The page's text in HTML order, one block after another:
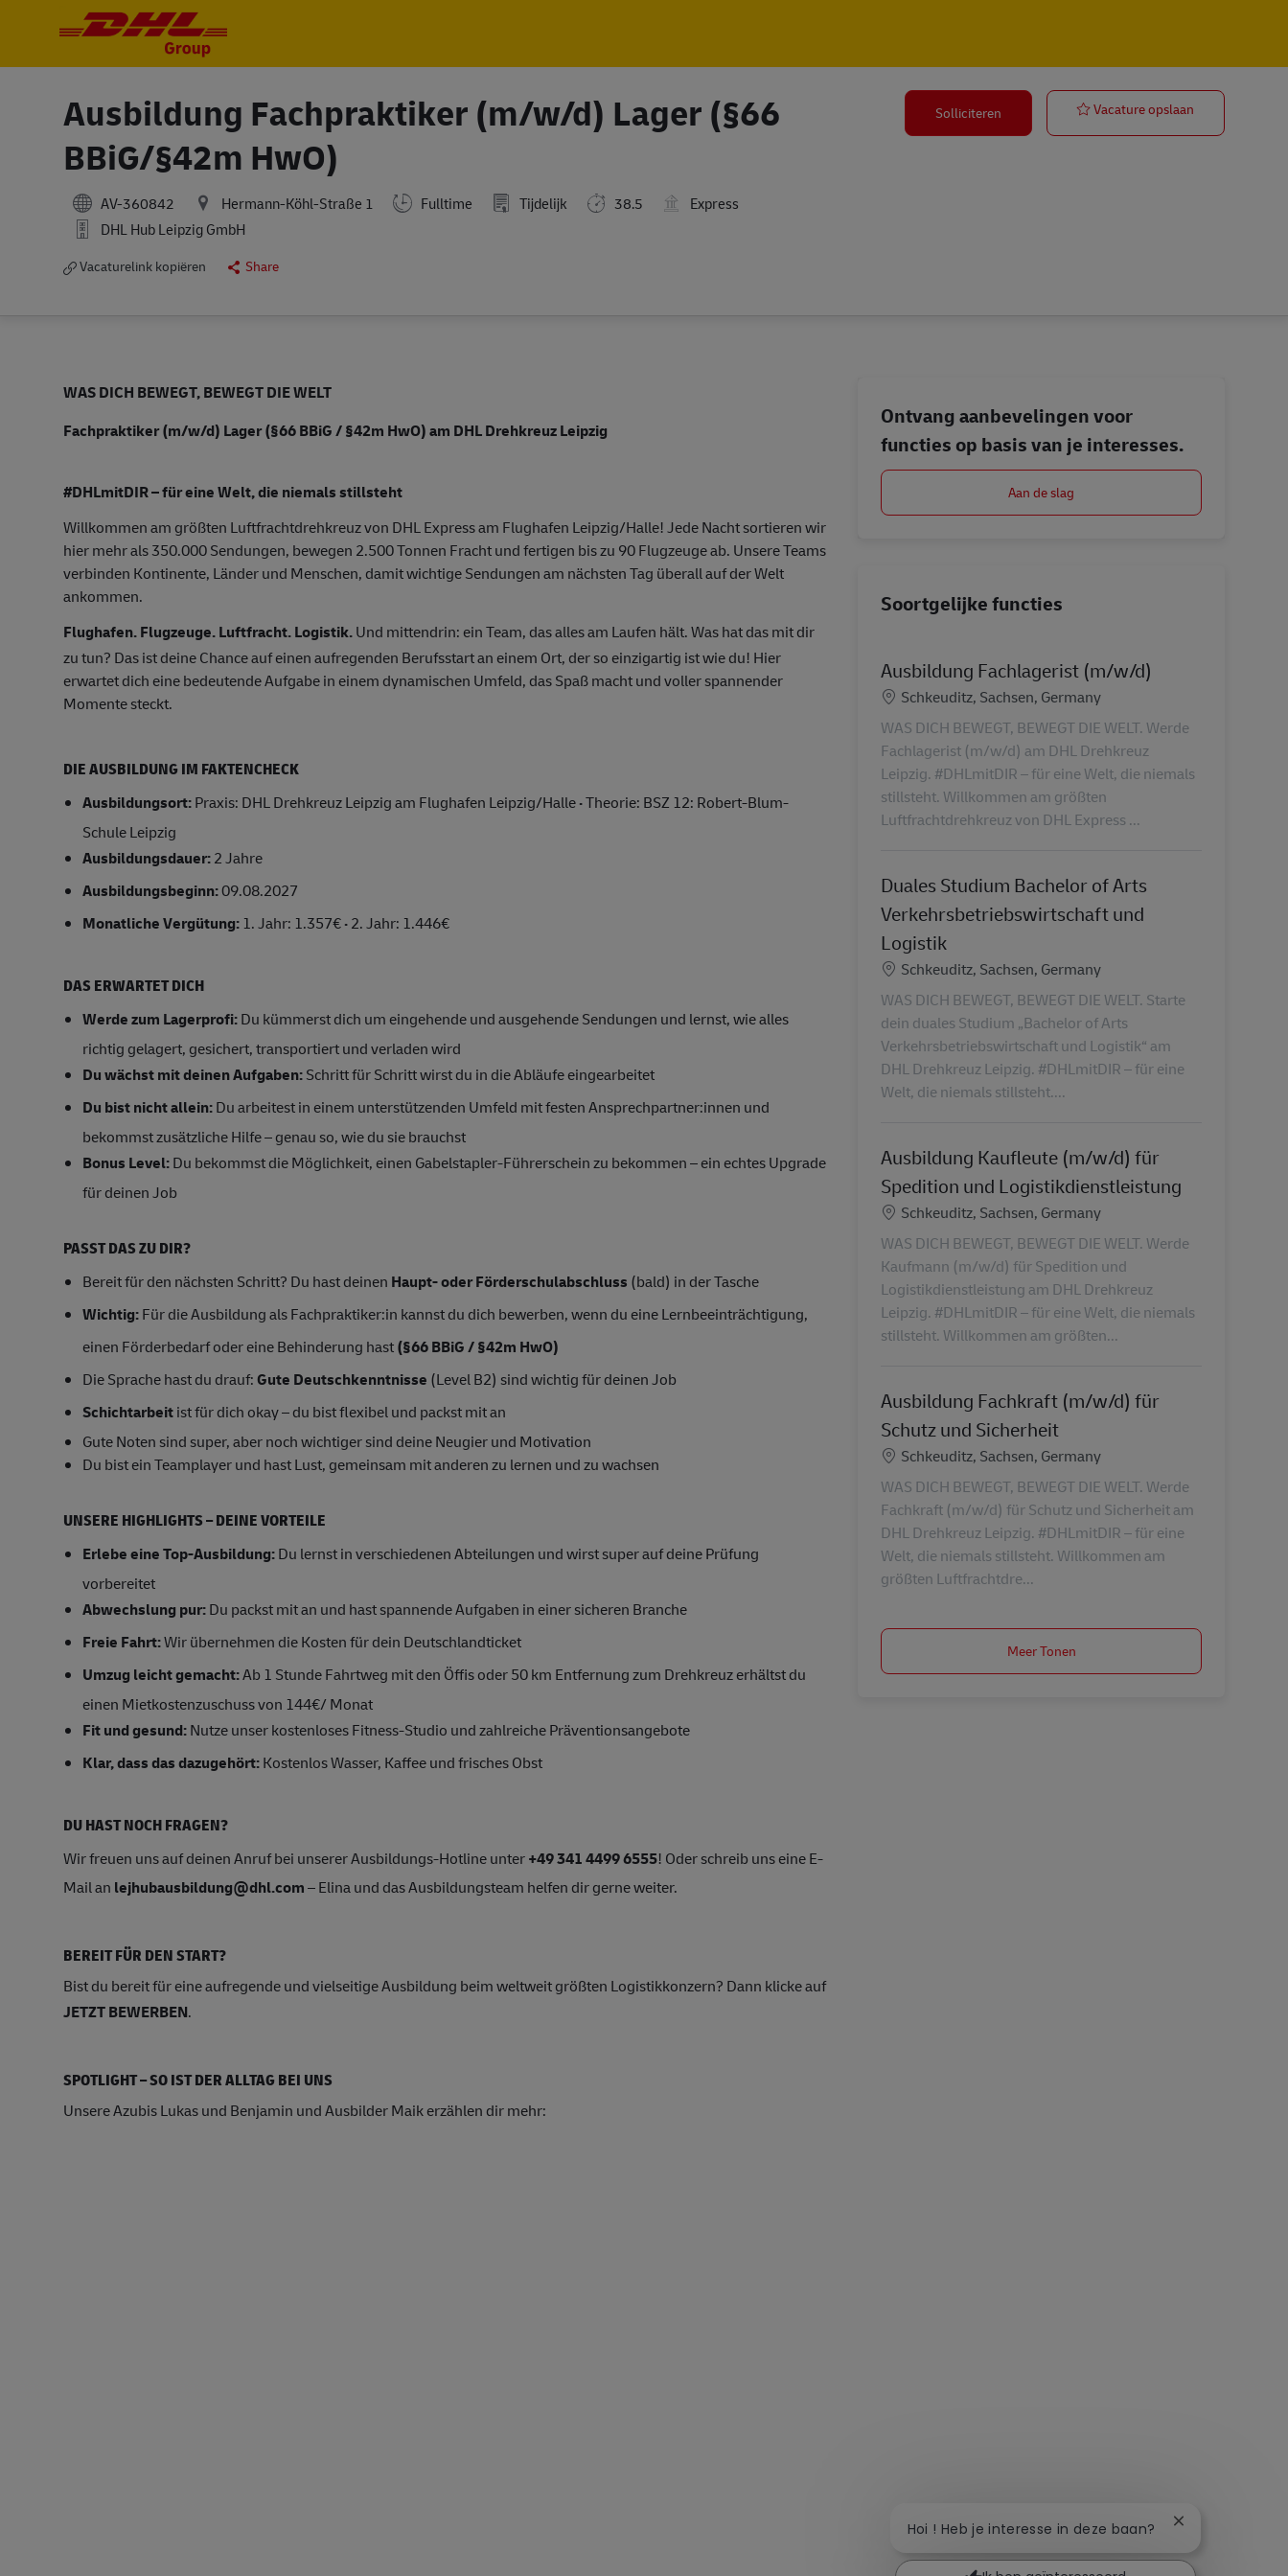
Ausbildung Fachpraktiker (m/w/d) Lager (§66
BBiG/§42m HwO)
AV-360842 Hermann-Köhl-Straße 1 Fulltime Tijdelijk 38.5
Express
DHL Hub Leipzig GmbH
Vacaturelink kopiëren Share
Solliciteren Vacature opslaan
WAS DICH BEWEGT, BEWEGT DIE WELT
Fachpraktiker (m/w/d) Lager (§66 BBiG / §42m HwO) am DHL Drehkreuz Leipzig
#DHLmitDIR – für eine Welt, die niemals stillsteht
Willkommen am größten Luftfrachtdrehkreuz von DHL Express am Flughafen Leipzig/Halle! Jede Nacht sortieren wir
hier mehr als 350.000 Sendungen, bewegen 2.500 Tonnen Fracht und fertigen bis zu 90 Flugzeuge ab. Unsere Teams
verbinden Kontinente, Länder und Menschen, damit wichtige Sendungen am nächsten Tag überall auf der Welt
ankommen.
Flughafen. Flugzeuge. Luftfracht. Logistik.Und mittendrin: ein Team, das alles am Laufen hält. Was hat das mit dir
zu tun? Das ist deine Chance auf einen aufregenden Berufsstart an einem Ort, der so einzigartig ist wie du! Hier
erwartet dich eine bedeutende Aufgabe in einem dynamischen Umfeld, das Spaß macht und voller spannender
Momente steckt.
DIE AUSBILDUNG IM FAKTENCHECK
Ausbildungsort:Praxis: DHL Drehkreuz Leipzig am Flughafen Leipzig/Halle·Theorie: BSZ 12: Robert-Blum-
Schule Leipzig
Ausbildungsdauer:2 Jahre
Ausbildungsbeginn:09.08.2027
Monatliche Vergütung:1. Jahr: 1.357€·2. Jahr: 1.446€
DAS ERWARTET DICH
Werde zum Lagerprofi:Du kümmerst dich um eingehende und ausgehende Sendungen und lernst, wie alles
richtig gelagert, gesichert, transportiert und verladen wird
Du wächst mit deinen Aufgaben:Schritt für Schritt wirst du in die Abläufe eingearbeitet
Du bist nicht allein:Du arbeitest in einem unterstützenden Umfeld mit festen Ansprechpartner:innen und
bekommst zusätzliche Hilfe – genau so, wie du sie brauchst
Bonus Level:Du bekommst die Möglichkeit, einen Gabelstapler-Führerschein zu bekommen – ein echtes Upgrade
für deinen Job
PASST DAS ZU DIR?
Bereit für den nächsten Schritt? Du hast deinen Haupt- oder Förderschulabschluss (bald) in der Tasche
Wichtig:Für die Ausbildung als Fachpraktiker:in kannst du dich bewerben, wenn du eine Lernbeeinträchtigung,
einen Förderbedarf oder eine Behinderung hast(§66 BBiG / §42m HwO)
Die Sprache hast du drauf:Gute Deutschkenntnisse (Level B2) sind wichtig für deinen Job
Schichtarbeitist für dich okay – du bist flexibel und packst mit an
Gute Noten sind super, aber noch wichtiger sind deine Neugier und Motivation
Du bist ein Teamplayer und hast Lust, gemeinsam mit anderen zu lernen und zu wachsen
UNSERE HIGHLIGHTS – DEINE VORTEILE
Erlebe eine Top-Ausbildung:Du lernst in verschiedenen Abteilungen und wirst super auf deine Prüfung
vorbereitet
Abwechslung pur:Du packst mit an und hast spannende Aufgaben in einer sicheren Branche
Freie Fahrt:Wir übernehmen die Kosten für dein Deutschlandticket
Umzug leicht gemacht:Ab 1 Stunde Fahrtweg mit den Öffis oder 50 km Entfernung zum Drehkreuz erhältst du
einen Mietkostenzuschuss von 144€/ Monat
Fit und gesund:Nutze unser kostenloses Fitness-Studio und zahlreiche Präventionsangebote
Klar, dass das dazugehört:Kostenlos Wasser, Kaffee und frisches Obst
DU HAST NOCH FRAGEN?
Wir freuen uns auf deinen Anruf bei unserer Ausbildungs-Hotline unter+49 341 4499 6555! Oder schreib uns eine E-
Mail an lejhubausbildung@dhl.com– Elina und das Ausbildungsteam helfen dir gerne weiter.
BEREIT FÜR DEN START?
Bist du bereit für eine aufregende und vielseitige Ausbildung beim weltweit größten Logistikkonzern? Dann klicke auf
JETZT BEWERBEN.
SPOTLIGHT – SO IST DER ALLTAG BEI UNS
Unsere Azubis Lukas und Benjamin und Ausbilder Maik erzählen dir mehr:
Ontvang aanbevelingen voor
functies op basis van je interesses.
Aan de slag
Soortgelijke functies
Ausbildung Fachlagerist (m/w/d)
Locatie
Schkeuditz, Sachsen, Germany
WAS DICH BEWEGT, BEWEGT DIE WELT. Werde
Fachlagerist (m/w/d) am DHL Drehkreuz
Leipzig. #DHLmitDIR – für eine Welt, die niemals
stillsteht. Willkommen am größten
Luftfrachtdrehkreuz von DHL Express ...
Duales Studium Bachelor of Arts
Verkehrsbetriebswirtschaft und
Logistik
Locatie
Schkeuditz, Sachsen, Germany
WAS DICH BEWEGT, BEWEGT DIE WELT. Starte
dein duales Studium „Bachelor of Arts
Verkehrsbetriebswirtschaft und Logistik“ am
DHL Drehkreuz Leipzig. #DHLmitDIR – für eine
Welt, die niemals stillsteht....
Ausbildung Kaufleute (m/w/d) für
Spedition und Logistikdienstleistung
Locatie
Schkeuditz, Sachsen, Germany
WAS DICH BEWEGT, BEWEGT DIE WELT. Werde
Kaufmann (m/w/d) für Spedition und
Logistikdienstleistung am DHL Drehkreuz
Leipzig. #DHLmitDIR – für eine Welt, die niemals
stillsteht. Willkommen am größten...
Ausbildung Fachkraft (m/w/d) für
Schutz und Sicherheit
Locatie
Schkeuditz, Sachsen, Germany
WAS DICH BEWEGT, BEWEGT DIE WELT. Werde
Fachkraft (m/w/d) für Schutz und Sicherheit am
DHL Drehkreuz Leipzig. #DHLmitDIR – für eine
Welt, die niemals stillsteht. Willkommen am
größten Luftfrachtdre...
Meer Tonen
Hoi ! Heb je interesse in deze baan? Chatbot-